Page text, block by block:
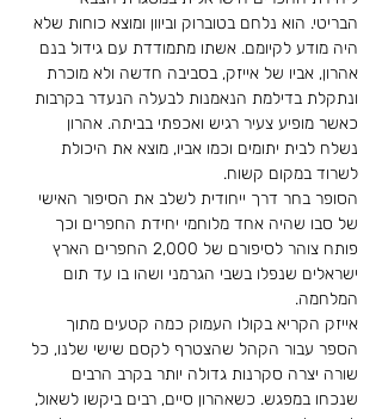
הבריטי. הוא נלחם בטוברוק וביוון ומוצא כוחות שלא
היה מודע לקיומם. אשתו מתמודדת עם גידול בנם
אהרון, אביו של אייזק, בסביבה חדשה ולא מוכרת
ונתקלת בדילמת הנאמנות לבעלה הנעדר בקרבות
כאשר מופיע צעיר רגיש ואכפתי בביתה. אהרון
נשלח לבית יתומים וכמו אביו, מוצא את היכולת
לשרוד במקום קשוח.
הסופר בחר דרך ייחודית לשלב את הסיפור האישי
של סבו שהיה אחד מלוחמי יחידת החפרים וכך
פותח צוהר לסיפורם של 2,000 החפרים הארץ
ישראלים שנפלו בשבי הגרמני ושהו בו עד תום
המלחמה.
אייזק הקריא בקולו העמוק כמה קטעים מתוך
הספר עבור הקהל שהצטרף לקסם שישי שלנו, כל
שורה יצרה סקרנות גדולה יותר בקרב הרבים
שנכחו במפגש. כשאהרון סיים, רבים ביקשו לשאול,